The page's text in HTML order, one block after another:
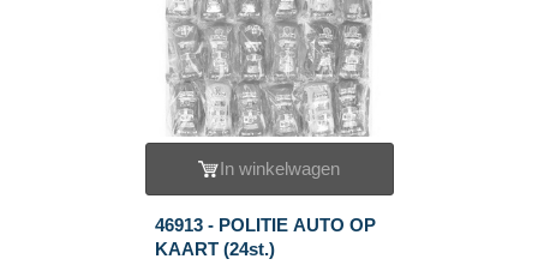
In winkelwagen
46913 - POLITIE AUTO OP
KAART (24st.)